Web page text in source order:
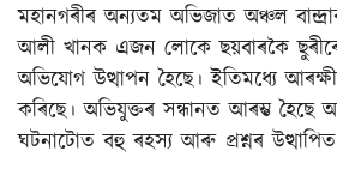
মহানগৰীৰ অন্যতম অভিজাত অঞ্চল
আলী খানক এজন লোকে ছয়বাৰকৈ
অভিযোগ উত্থাপন হৈছে। ইতিমধ্যে
কৰিছে। অভিযুক্তৰ সন্ধানত আৰম্ভ হৈছে
ঘটনাটোত বহু ৰহস্য আৰু প্ৰশ্নৰ উত্থাপিত